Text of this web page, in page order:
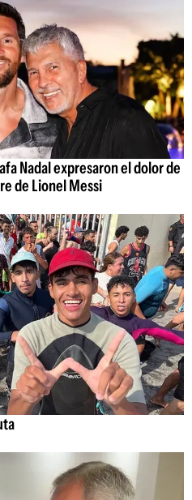
Nadal expresaron el dolor de
de Lionel Messi